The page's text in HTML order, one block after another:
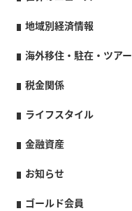
地域別経済情報
海外移住・駐在・ツアー
税金関係
ライフスタイル
金融資産
お知らせ
ゴールド会員